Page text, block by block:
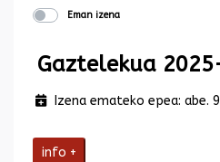
Eman izena
Gaztelekua
Izena emateko epea: abe.
info +